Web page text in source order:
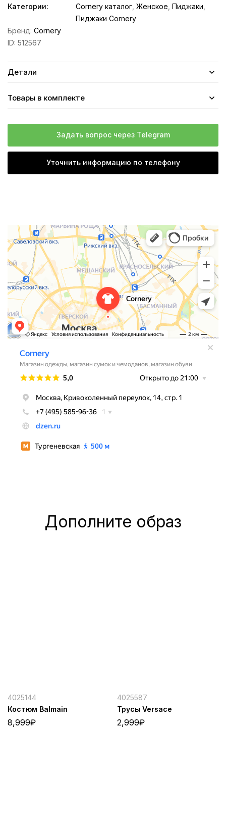
Категории:
Cornery каталог Женское Пиджаки
Пиджаки Cornery
Бренд: Cornery
ID: 512567
Детали
Товары в комплекте
Задать вопрос через Telegram
Уточнить информацию по телефону
Дополните образ
4025144
Костюм Balmain
8,999₽
4025587
Трусы Versace
2,999₽